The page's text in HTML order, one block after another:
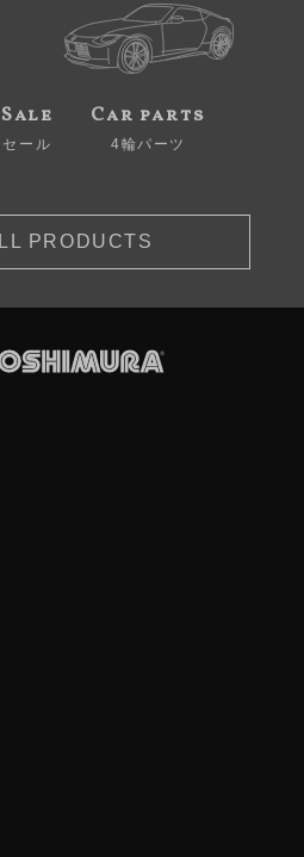
セール
Car parts
4輪パーツ
PRODUCTS